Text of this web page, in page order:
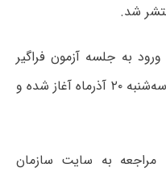
به جلسه آزمون فراگیر
کارشناسی ارشد دانشگاه پیام‌نور از سه‌شنبه ۲۰ آذرماه آغاز شده و
مراجعه به سایت سازمان